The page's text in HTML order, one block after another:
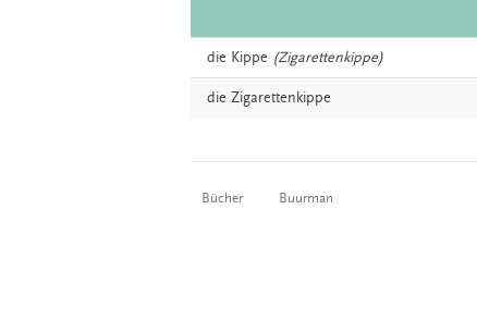
die Kippe (Zigarettenkippe)
die Zigarettenkippe
Bücher Buurman